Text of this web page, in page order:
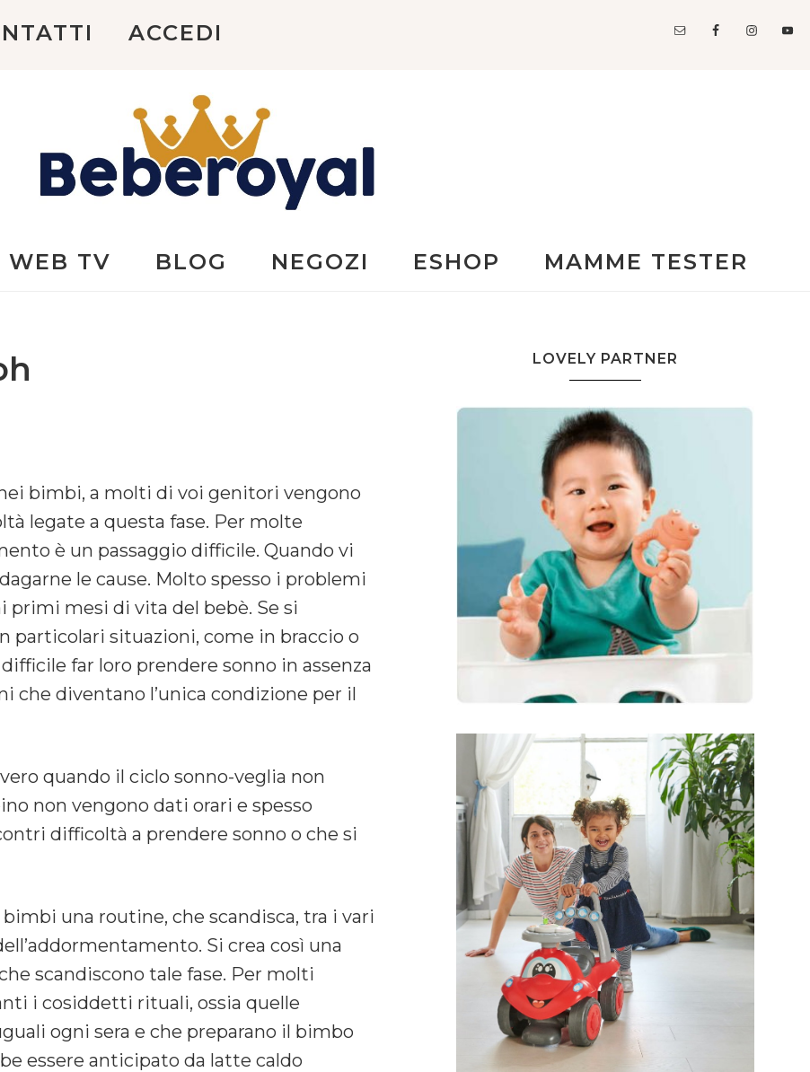
ACCEDI
Beberoyal
WEB TV BLOG NEGOZI ESHOP MAMME TESTER
bimbi, a molti di voi genitori vengono
legate a questa fase. Per molte
è un passaggio difficile. Quando vi
le cause. Molto spesso i problemi
mesi di vita del bebè. Se si
situazioni, come in braccio o
far loro prendere sonno in assenza
che diventano l’unica condizione per il
quando il ciclo sonno-veglia non
non vengono dati orari e spesso
difficoltà a prendere sonno o che si
una routine, che scandisca, tra i vari
Si crea così una
scandiscono tale fase. Per molti
i cosiddetti rituali, ossia quelle
ogni sera e che preparano il bimbo
essere anticipato da latte caldo
LOVELY PARTNER